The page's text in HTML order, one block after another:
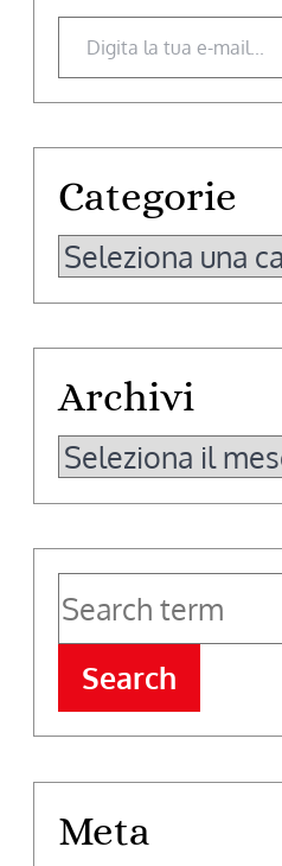
Digita la tua e-mail...
Categorie
Categorie
Archivi
Archivi
Search
Meta